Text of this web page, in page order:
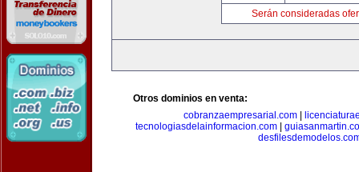
Serán consideradas
Otros dominios en venta:
cobranzaempresarial.com
tecnologiasdelainformacion.com|